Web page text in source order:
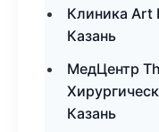
Клиника Art
Казань
МедЦентр
Казань